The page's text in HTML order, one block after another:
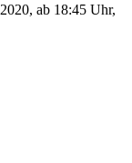
ab 18:45 Uhr,